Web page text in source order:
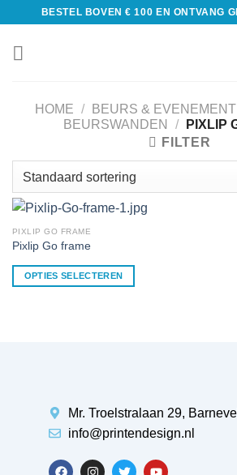
BESTEL BOVEN € 100 EN ONTVANG
HOME / BEURS & EVENEMENT
BEURSWANDEN
/
PIXLIP
FILTER
PIXLIP GO FRAME
Pixlip Go frame
OPTIES SELECTEREN
Mr. Troelstralaan 29,
info@printendesign.nl